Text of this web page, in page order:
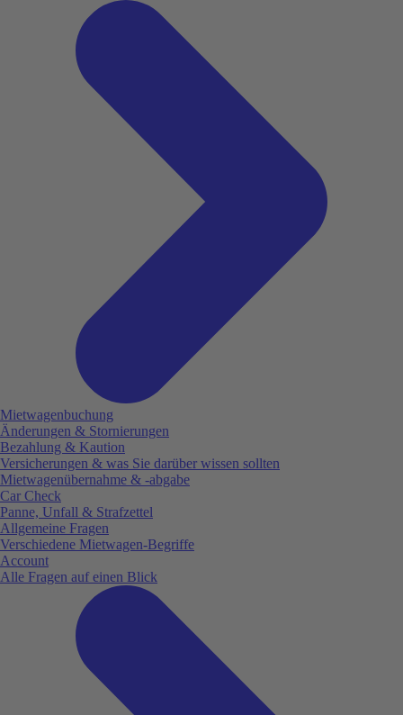
Mietwagenbuchung
Änderungen & Stornierungen
Bezahlung & Kaution
Versicherungen & was Sie darüber wissen sollten
Mietwagenübernahme & -abgabe
Car Check
Panne, Unfall & Strafzettel
Allgemeine Fragen
Verschiedene Mietwagen-Begriffe
Account
Alle Fragen auf einen Blick